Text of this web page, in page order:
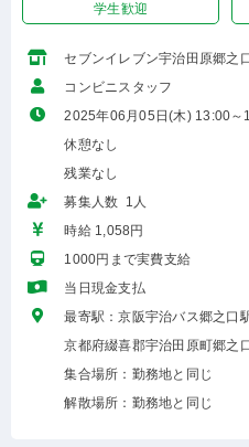
学生歓迎
セブンイレブン宇治田原郷之
コンビニスタッフ
2025年06月05日(木) 13:00～
休憩なし
残業なし
募集人数 1人
時給 1,058円
1000円まで実費支給
当日現金支払
最寄駅：京阪宇治バス郷之口
京都府綴喜郡宇治田原町郷之
集合場所：勤務地と同じ
解散場所：勤務地と同じ